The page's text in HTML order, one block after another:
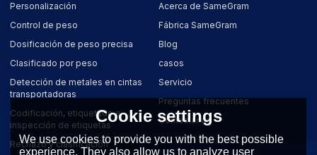
Personalización
Control de peso
Dosificación de peso precisa
Clasificado por peso
Detección de metales en cintas
transportadoras
Codificación, etiquetado e
inspección de etiquetas
Rechazo y clasificación
Acerca de SameGram
Fábrica SameGram
Blog
casos
Servicio
Preguntas frecuentes
Contáctanos
Cookie settings
We use cookies to provide you with the best possible
experience. They also allow us to analyze user